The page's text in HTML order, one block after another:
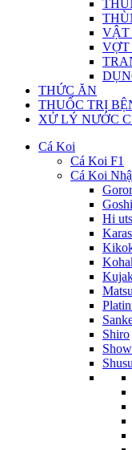
VẬT
VỢT
THỨC ĂN
THUỐC TRỊ
XỬ LÝ NƯỚC
Cá Koi
Cá Koi F1
Cá Koi
Hi
Shiro